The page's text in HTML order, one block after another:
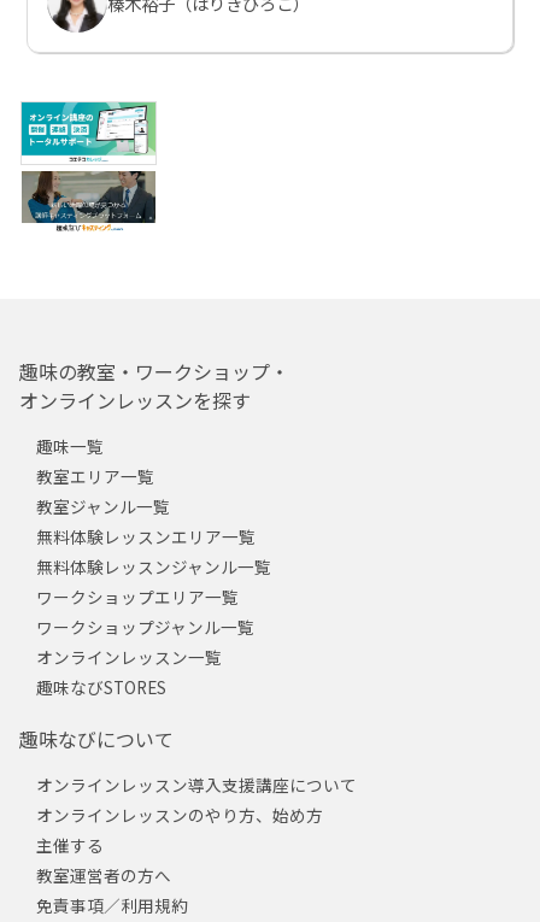
趣味の教室・ワークショップ・
オンラインレッスンを探す
趣味一覧
教室エリア一覧
教室ジャンル一覧
無料体験レッスンエリア一覧
無料体験レッスンジャンル一覧
ワークショップエリア一覧
ワークショップジャンル一覧
オンラインレッスン一覧
趣味なびSTORES
趣味なびについて
オンラインレッスン導入支援講座について
オンラインレッスンのやり方、始め方
主催する
教室運営者の方へ
免責事項／利用規約